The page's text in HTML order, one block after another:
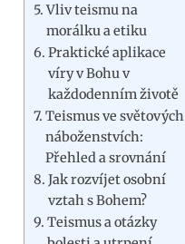
Vliv teismu na
morálku a etiku
Praktické aplikace
víry v Bohu v
každodenním životě
Teismus ve světových
náboženstvích:
Přehled a srovnání
Jak rozvíjet osobní
vztah s Bohem?
Teismus a otázky